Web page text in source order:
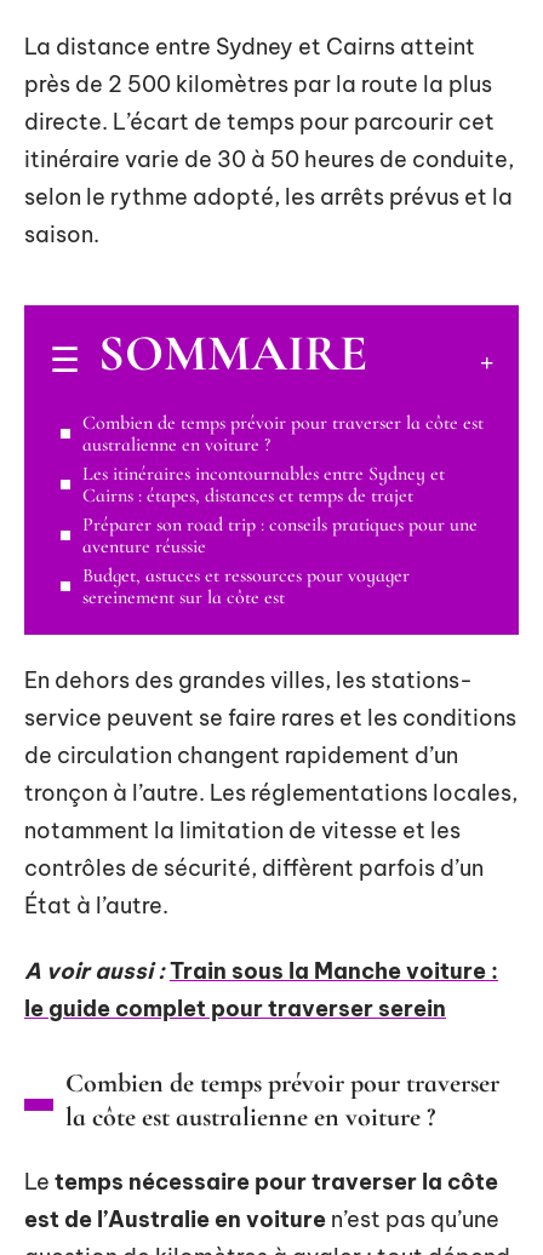
La distance entre Sydney et Cairns atteint
près de 2 500 kilomètres par la route la plus
directe. L’écart de temps pour parcourir cet
itinéraire varie de 30 à 50 heures de conduite,
selon le rythme adopté, les arrêts prévus et la
saison.
SOMMAIRE
Combien de temps prévoir pour traverser la côte est
australienne en voiture ?
Les itinéraires incontournables entre Sydney et
Cairns : étapes, distances et temps de trajet
Préparer son road trip : conseils pratiques pour une
aventure réussie
Budget, astuces et ressources pour voyager
sereinement sur la côte est
En dehors des grandes villes, les stations-
service peuvent se faire rares et les conditions
de circulation changent rapidement d’un
tronçon à l’autre. Les réglementations locales,
notamment la limitation de vitesse et les
contrôles de sécurité, diffèrent parfois d’un
État à l’autre.
A voir aussi :Train sous la Manche voiture :
le guide complet pour traverser serein
Combien de temps prévoir pour traverser
la côte est australienne en voiture ?
Le temps nécessaire pour traverser la côte
est de l’Australie en voiture n’est pas qu’une